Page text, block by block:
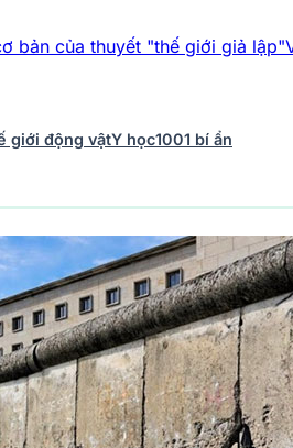
"thế giới giả lập" Vụ án "gia
giới động vậtY học1001 bí ẩn
bài viếtKhoa học vũ trụ242